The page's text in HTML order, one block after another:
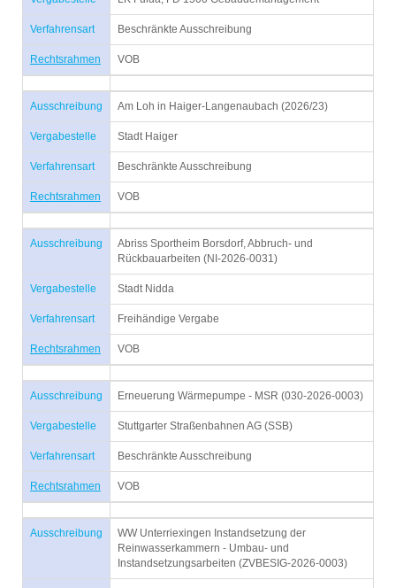
Verfahrensart Beschränkte Ausschreibung
Rechtsrahmen VOB
Ausschreibung Am Loh in Haiger-Langenaubach (2026/23)
Vergabestelle Stadt Haiger
Verfahrensart Beschränkte Ausschreibung
Rechtsrahmen VOB
Ausschreibung
Abriss Sportheim Borsdorf, Abbruch- und
Rückbauarbeiten (NI-2026-0031)
Vergabestelle Stadt Nidda
Verfahrensart Freihändige Vergabe
Rechtsrahmen VOB
Ausschreibung Erneuerung Wärmepumpe - MSR (030-2026-0003)
Vergabestelle Stuttgarter Straßenbahnen AG (SSB)
Verfahrensart Beschränkte Ausschreibung
Rechtsrahmen VOB
Ausschreibung
WW Unterriexingen Instandsetzung der
Reinwasserkammern - Umbau- und
Instandsetzungsarbeiten (ZVBESIG-2026-0003)